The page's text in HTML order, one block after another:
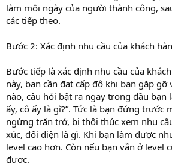
làm mỗi ngày của người thành công,
các tiếp theo.
Bước 2: Xác định nhu cầu của khách
Bước tiếp là xác định nhu cầu của
này, bạn cần đạt cấp độ khi bạn gặp
nào, câu hỏi bật ra ngay trong đầu bạn
ấy, cô ấy là gì?”. Tức là bạn đứng trước
ngừng trăn trở, bị thôi thúc xem nhu
xúc, đối diện là gì. Khi bạn làm được
level cao hơn. Còn nếu bạn vẫn ở level
được.